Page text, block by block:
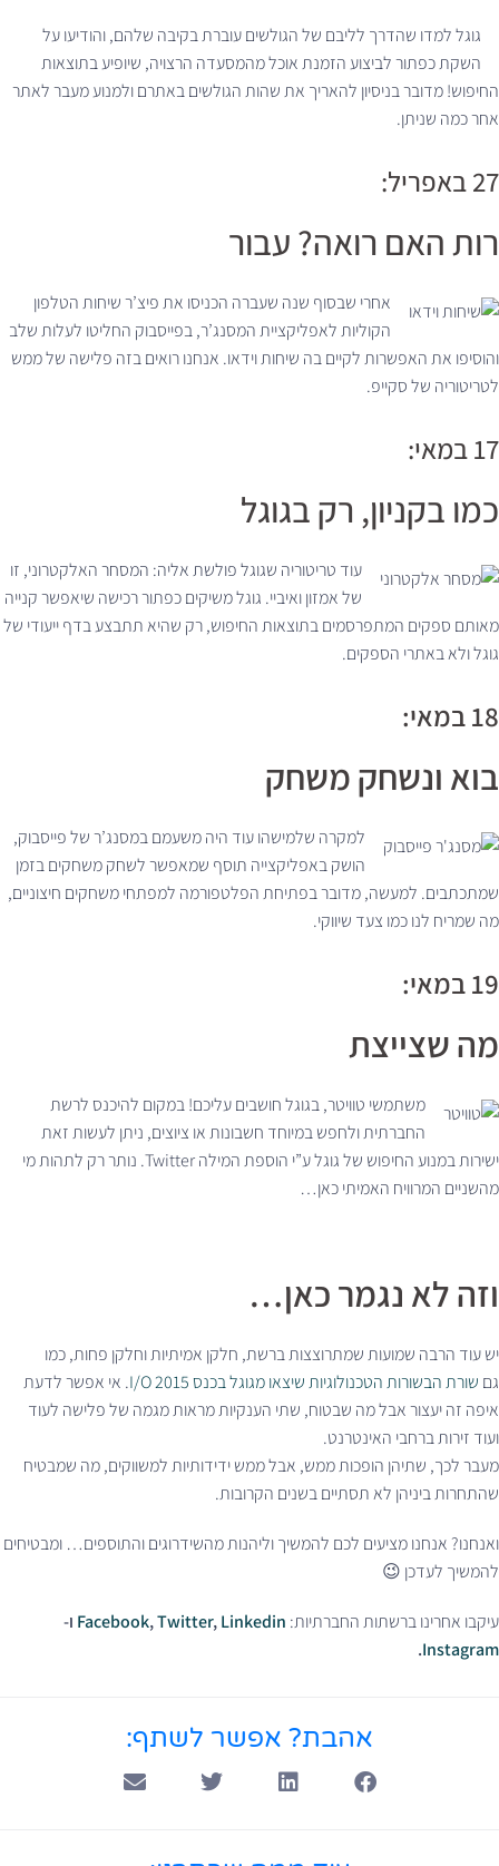
גוגל למדו שהדרך לליבם של הגולשים עוברת בקיבה שלהם, והודיעו על
השקת כפתור לביצוע הזמנת אוכל מהמסעדה הרצויה, שיופיע בתוצאות
החיפוש! מדובר בניסיון להאריך את שהות הגולשים באתרם ולמנוע מעבר לאתר
אחר כמה שניתן.
27 באפריל:
רות האם רואה? עבור
אחרי שבסוף שנה שעברה הכניסו את פיצ’ר שיחות הטלפון
הקוליות לאפליקציית המסנג’ר, בפייסבוק החליטו לעלות שלב
והוסיפו את האפשרות לקיים בה שיחות וידאו. אנחנו רואים בזה פלישה של ממש
לטריטוריה של סקייפ.
17 במאי:
כמו בקניון, רק בגוגל
עוד טריטוריה שגוגל פולשת אליה: המסחר האלקטרוני, זו
של אמזון ואיביי. גוגל משיקים כפתור רכישה שיאפשר קנייה
מאותם ספקים המתפרסמים בתוצאות החיפוש, רק שהיא תתבצע בדף ייעודי של
גוגל ולא באתרי הספקים.
18 במאי:
בוא ונשחק משחק
למקרה שלמישהו עוד היה משעמם במסנג’ר של פייסבוק,
הושק באפליקצייה תוסף שמאפשר לשחק משחקים בזמן
שמתכתבים. למעשה, מדובר בפתיחת הפלטפורמה למפתחי משחקים חיצוניים,
מה שמריח לנו כמו צעד שיווקי.
19 במאי:
מה שצייצת
משתמשי טוויטר, בגוגל חושבים עליכם! במקום להיכנס לרשת
החברתית ולחפש במיוחד חשבונות או ציוצים, ניתן לעשות זאת
ישירות במנוע החיפוש של גוגל ע”י הוספת המילה Twitter. נותר רק לתהות מי
מהשניים המרוויח האמיתי כאן…
וזה לא נגמר כאן…
יש עוד הרבה שמועות שמתרוצצות ברשת, חלקן אמיתיות וחלקן פחות, כמו
גם שורת הבשורות הטכנולוגיות שיצאו מגוגל בכנס I/O 2015
. אי אפשר לדעת
איפה זה יעצור אבל מה שבטוח, שתי הענקיות מראות מגמה של פלישה לעוד
ועוד זירות ברחבי האינטרנט.
מעבר לכך, שתיהן הופכות ממש, אבל ממש ידידותיות למשווקים, מה שמבטיח
שהתחרות ביניהן לא תסתיים בשנים הקרובות.
ואנחנו? אנחנו מציעים לכם להמשיך וליהנות מהשידרוגים והתוספים… ומבטיחים
להמשיך לעדכן 😉
עיקבו אחרינו ברשתות החברתיות: Facebook,Twitter,Linkedin
ו-
Instagram
.
אהבת? אפשר לשתף: